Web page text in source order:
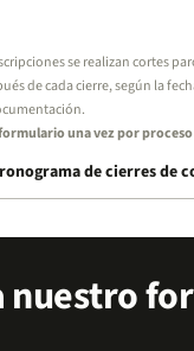
se realizan cortes
de cada cierre, según la
una vez por
de cierres de
nuestro